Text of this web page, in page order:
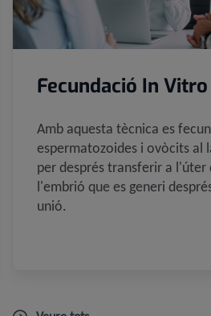
Fecundació In Vitro
Amb aquesta tècnica es
espermatozoides i ovòcits al
per després transferir a l'úter
l'embrió que es generi
unió.